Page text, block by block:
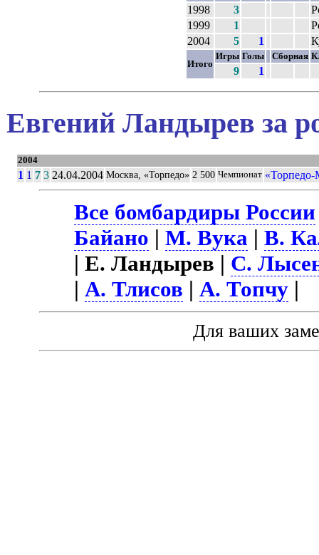
1998 3
1999
1
2004
5 1
Итого
Игры Голы Сборная
9 1
Евгений Ландырев за
2004
1 1 7 3 24.04.2004 Москва, «Торпедо» 2 500 Чемпионат
Все бомбардиры России
Байано |М. Вука |В.
| Е. Ландырев | С.
|А. Тлисов |А. Топчу |
Для ваших